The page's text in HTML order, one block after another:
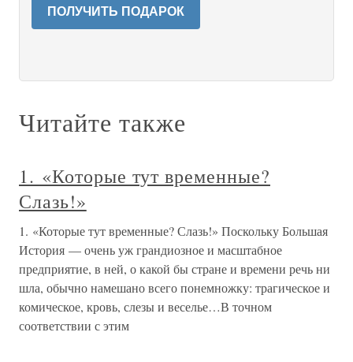
ПОЛУЧИТЬ ПОДАРОК
Читайте также
1. «Которые тут временные?
Слазь!»
1. «Которые тут временные? Слазь!» Поскольку Большая
История — очень уж грандиозное и масштабное
предприятие, в ней, о какой бы стране и времени речь ни
шла, обычно намешано всего понемножку: трагическое и
комическое, кровь, слезы и веселье…В точном
соответствии с этим